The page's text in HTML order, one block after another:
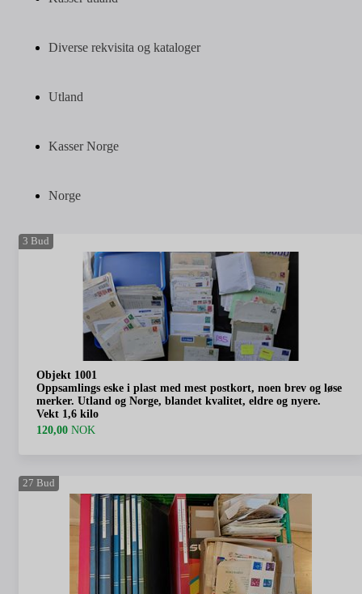
Diverse rekvisita og kataloger
Utland
Kasser Norge
Norge
3 Bud
Objekt 1001
Oppsamlings eske i plast med mest postkort, noen brev og løse
merker. Utland og Norge, blandet kvalitet, eldre og nyere.
Vekt 1,6 kilo
120,00 NOK
27 Bud